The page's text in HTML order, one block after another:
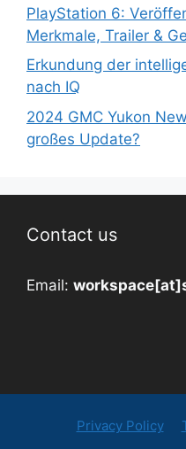
PlayStation 6:
Merkmale, Trailer &
Erkundung der
nach IQ
2024 GMC Yukon
großes Update?
Contact us
Email:
Privacy Policy